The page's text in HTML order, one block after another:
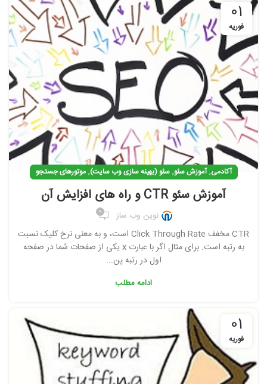
01
فوریه
آکادمی,آموزش سئو,سئو (بهینه سازی وب سایت),موتورهای جستجو
آموزش سئو CTR و راه های افزایش آن
نوین وب ساز 0
CTR مخفف Click Through Rate است، و به معنی نرخ کلیک نسبت
به رتبه است. برای مثال اگر با عبارت x یکی از صفحات شما در صفحه
اول در رتبه پن...
ادامه مطلب
01
فوریه